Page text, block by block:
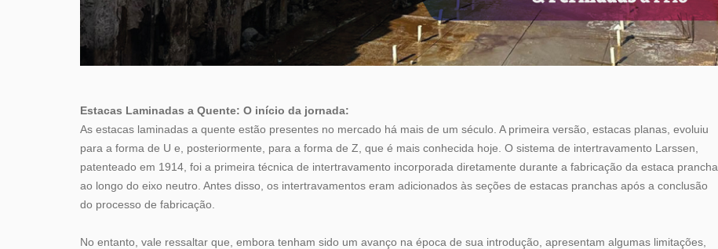
Estacas Laminadas a Quente: O início da jornada:
As estacas laminadas a quente estão presentes no mercado há mais de um século. A primeira versão, estacas planas, evoluiu
para a forma de U e, posteriormente, para a forma de Z, que é mais conhecida hoje. O sistema de intertravamento Larssen,
patenteado em 1914, foi a primeira técnica de intertravamento incorporada diretamente durante a fabricação da estaca prancha
ao longo do eixo neutro. Antes disso, os intertravamentos eram adicionados às seções de estacas pranchas após a conclusão
do processo de fabricação.
No entanto, vale ressaltar que, embora tenham sido um avanço na época de sua introdução, apresentam algumas limitações,